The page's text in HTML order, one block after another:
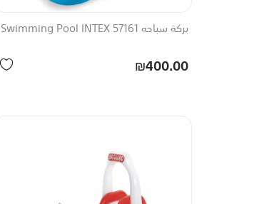
بركة سباحه 57161 Swimming Pool INTEX
₪400.00